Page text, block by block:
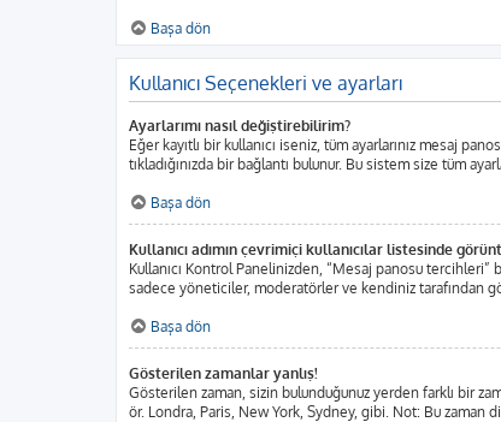
Başa dön
Kullanıcı Seçenekleri ve ayarları
Ayarlarımı nasıl değiştirebilirim?
Eğer kayıtlı bir kullanıcı iseniz, tüm ayarlarınız mesaj
tıkladığınızda bir bağlantı bulunur. Bu sistem size tüm
Başa dön
Kullanıcı adımın çevrimiçi kullanıcılar listesinde
Kullanıcı Kontrol Panelinizden, “Mesaj panosu tercihleri”
sadece yöneticiler, moderatörler ve kendiniz tarafından
Başa dön
Gösterilen zamanlar yanlış!
Gösterilen zaman, sizin bulunduğunuz yerden farklı bir
ör. Londra, Paris, New York, Sydney, gibi. Not: Bu zaman